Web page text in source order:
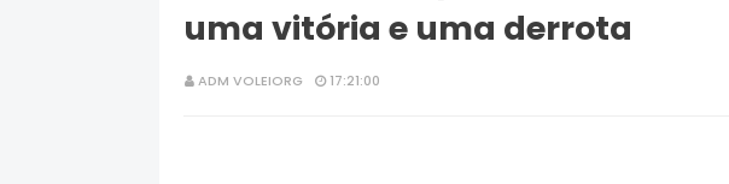
uma vitória e uma derrota
ADM VOLEIORG 17:21:00